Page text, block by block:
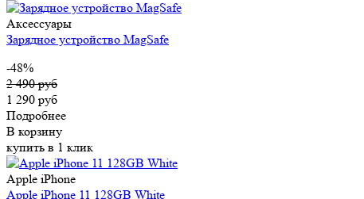
Аксессуары
Зарядное устройство MagSafe
-48%
2 490 руб
1 290 руб
Подробнее
В корзину
купить в 1 клик
Apple iPhone
Apple iPhone 11 128GB White